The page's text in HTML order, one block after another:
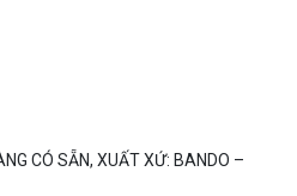
CÓ SẴN, XUẤT XỨ: BANDO –